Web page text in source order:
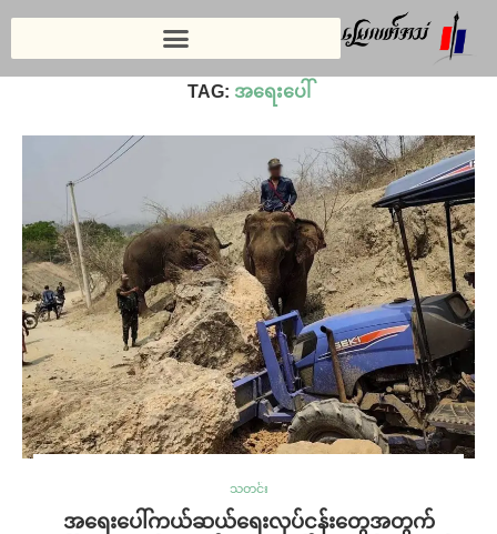
TAG: အရေးပေါ်
သတင်း
အရေးပေါ်ကယ်ဆယ်ရေးလုပ်ငန်းတွေအတွက်